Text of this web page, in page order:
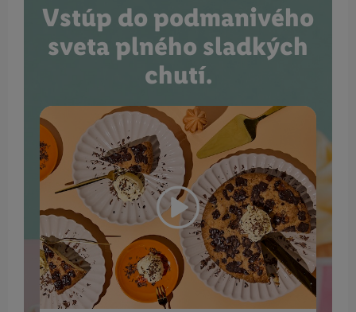
Vstúp do podmanivého
sveta plného sladkých
chutí.